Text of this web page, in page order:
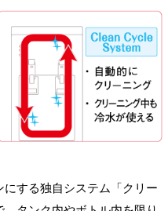
する独自システム「クリー